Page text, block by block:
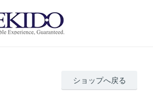
ショップへ戻る